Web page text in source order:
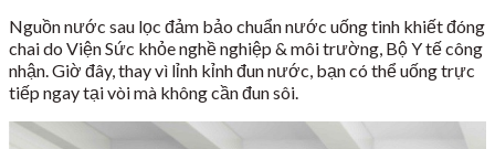
Nguồn nước sau lọc đảm bảo chuẩn nước uống tinh khiết đóng
chai do Viện Sức khỏe nghề nghiệp & môi trường, Bộ Y tế công
nhận. Giờ đây, thay vì lỉnh kỉnh đun nước, bạn có thể uống trực
tiếp ngay tại vòi mà không cần đun sôi.